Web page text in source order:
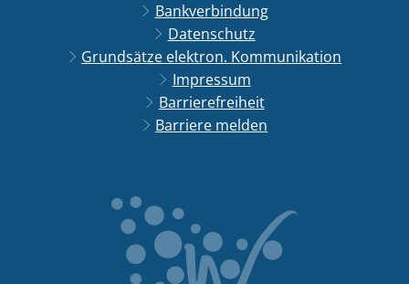
Bankverbindung
Datenschutz
Grundsätze elektron. Kommunikation
Impressum
Barrierefreiheit
Barriere melden